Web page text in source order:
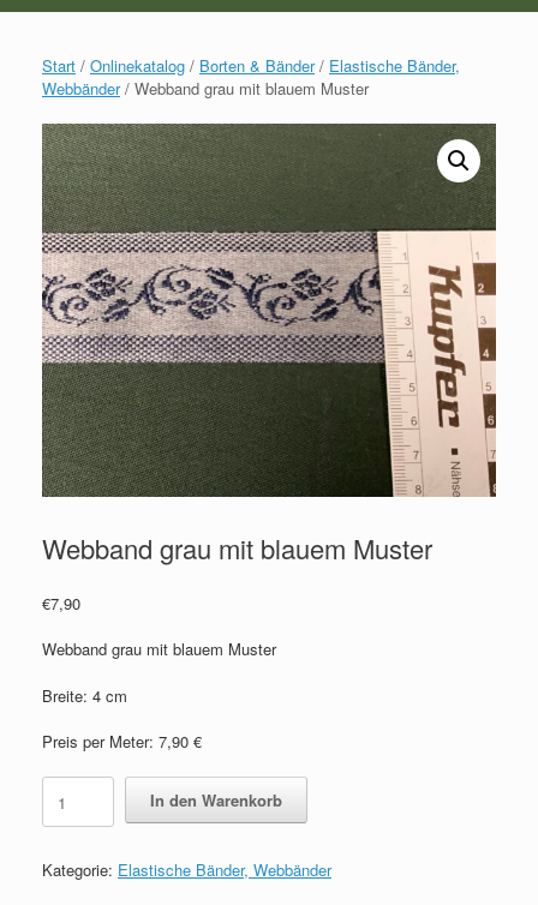
Start / Onlinekatalog / Borten & Bänder/ Elastische Bänder,
Webbänder/ Webband grau mit blauem Muster
Webband grau mit blauem Muster
€7,90
Webband grau mit blauem Muster
Breite: 4 cm
Preis per Meter: 7,90 €
Webband
grau
mit
Muster
In den Warenkorb
Kategorie: Elastische Bänder, Webbänder